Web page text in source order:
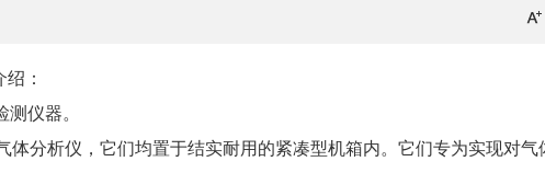
：
仪器。
分析仪，它们均置于结实耐用的紧凑型机箱内。它们专为实现对气